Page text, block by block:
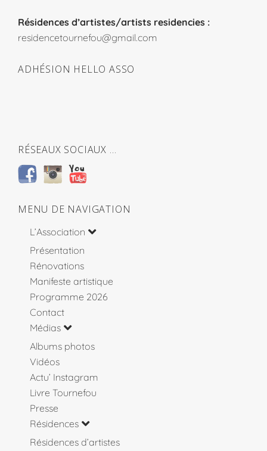
Résidences d’artistes/artists residencies :
residencetournefou@gmail.com
ADHÉSION HELLO ASSO
RÉSEAUX SOCIAUX …
MENU DE NAVIGATION
L’Association
Présentation
Rénovations
Manifeste artistique
Programme 2026
Contact
Médias
Albums photos
Vidéos
Actu’ Instagram
Livre Tournefou
Presse
Résidences
Résidences d’artistes